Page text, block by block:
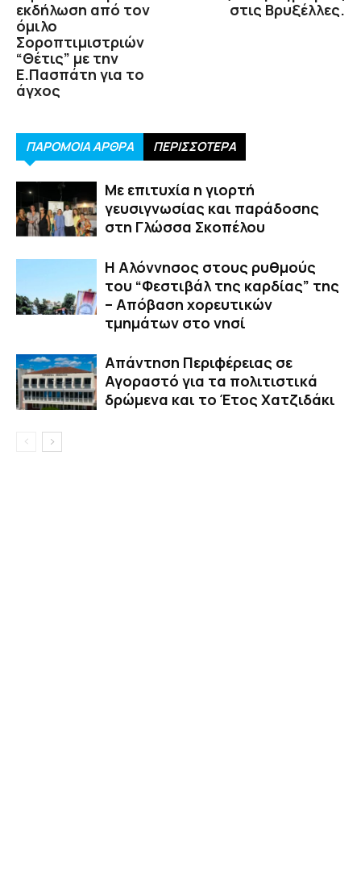
εκδήλωση από τον
όμιλο
Σοροπτιμιστριών
“Θέτις” με την
Ε.Πασπάτη για το
άγχος
στις Βρυξέλλες.
ΠΑΡΟΜΟΙΑ ΑΡΘΡΑ ΠΕΡΙΣΣΟΤΕΡΑ
Με επιτυχία η γιορτή
γευσιγνωσίας και παράδοσης
στη Γλώσσα Σκοπέλου
Η Αλόννησος στους ρυθμούς
του “Φεστιβάλ της καρδίας” της
– Απόβαση χορευτικών
τμημάτων στο νησί
Απάντηση Περιφέρειας σε
Αγοραστό για τα πολιτιστικά
δρώμενα και το Έτος Χατζιδάκι